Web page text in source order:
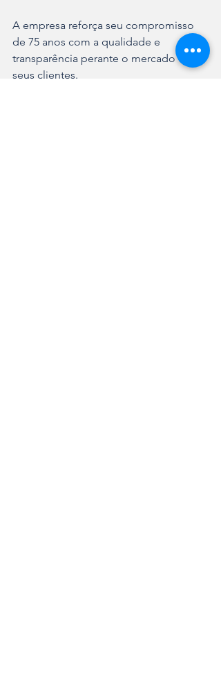
A empresa reforça seu compromisso
de 75 anos com a qualidade e
transparência perante o mercado e
seus clientes.